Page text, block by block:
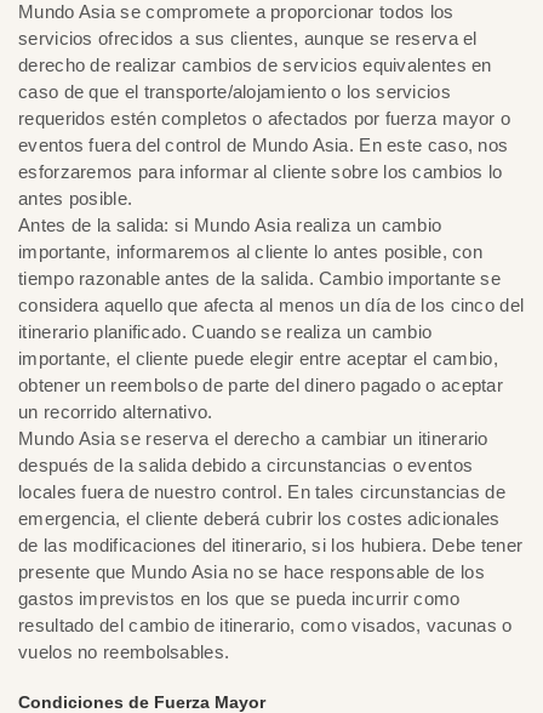
Mundo Asia se compromete a proporcionar todos los
servicios ofrecidos a sus clientes, aunque se reserva el
derecho de realizar cambios de servicios equivalentes en
caso de que el transporte/alojamiento o los servicios
requeridos estén completos o afectados por fuerza mayor o
eventos fuera del control de Mundo Asia. En este caso, nos
esforzaremos para informar al cliente sobre los cambios lo
antes posible.
Antes de la salida: si Mundo Asia realiza un cambio
importante, informaremos al cliente lo antes posible, con
tiempo razonable antes de la salida. Cambio importante se
considera aquello que afecta al menos un día de los cinco del
itinerario planificado. Cuando se realiza un cambio
importante, el cliente puede elegir entre aceptar el cambio,
obtener un reembolso de parte del dinero pagado o aceptar
un recorrido alternativo.
Mundo Asia se reserva el derecho a cambiar un itinerario
después de la salida debido a circunstancias o eventos
locales fuera de nuestro control. En tales circunstancias de
emergencia, el cliente deberá cubrir los costes adicionales
de las modificaciones del itinerario, si los hubiera. Debe tener
presente que Mundo Asia no se hace responsable de los
gastos imprevistos en los que se pueda incurrir como
resultado del cambio de itinerario, como visados, vacunas o
vuelos no reembolsables.
Condiciones de Fuerza Mayor